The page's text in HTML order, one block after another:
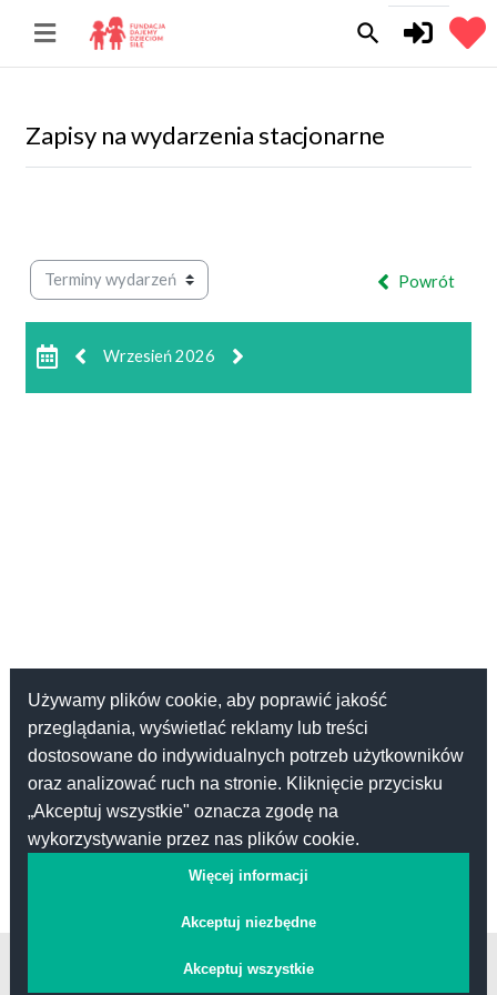
search
Zapisy na wydarzenia stacjonarne
Wrzesień 2026
Powrót
Pomoc
Używamy plików cookie, aby poprawić jakość
przeglądania, wyświetlać reklamy lub treści
dostosowane do indywidualnych potrzeb użytkowników
oraz analizować ruch na stronie. Kliknięcie przycisku
„Akceptuj wszystkie" oznacza zgodę na
wykorzystywanie przez nas plików cookie.
Więcej informacji
Akceptuj niezbędne
Akceptuj wszystkie